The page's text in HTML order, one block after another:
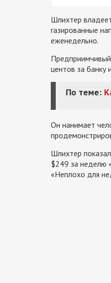
Шлихтер
газированные
еженедельно.
центов за банку
По теме:
Он нанимает
Шлихтер
$249 за неделю
«Неплохо для